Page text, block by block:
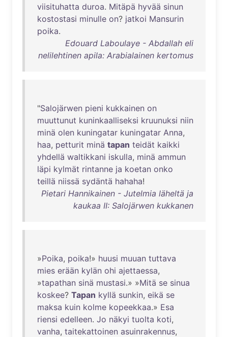
viisituhatta duroa. Mitäpä hyvää sinun
kostostasi minulle on? jatkoi Mansurin
poika.
Edouard Laboulaye - Abdallah eli
nelilehtinen apila: Arabialainen kertomus
"Salojärwen pieni kukkainen on
muuttunut kuninkaalliseksi kruunuksi niin
minä olen kuningatar kuningatar Anna,
haa, petturit minä tapan teidät kaikki
yhdellä waltikkani iskulla, minä ammun
läpi kylmät rintanne ja koetan onko
teillä niissä sydäntä hahaha!
Pietari Hannikainen - Jutelmia läheltä ja
kaukaa II: Salojärwen kukkanen
»Poika, poika!» huusi muuan tuttava
mies erään kylän ohi ajettaessa,
»tapathan sinä mustasi.» »Mitä se sinua
koskee? Tapan kyllä sunkin, eikä se
maksa kuin kolme kopeekkaa.» Esa
riensi edelleen. Jo näkyi tuolta koti,
vanha, taitekattoinen asuinrakennus,